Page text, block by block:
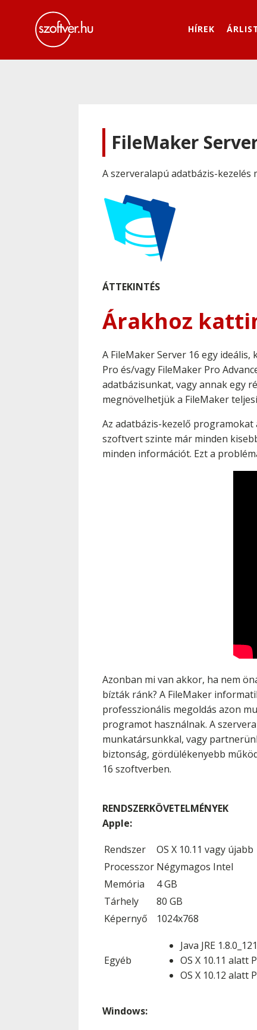
HÍREK
FileMaker
A szerveralapú adatbázis-kezelés
ÁTTEKINTÉS
Árakhoz
A FileMaker Server 16 egy
Pro és/vagy FileMaker Pro
adatbázisunkat, vagy annak egy
megnövelhetjük a FileMaker
Az adatbázis-kezelő
szoftvert szinte már minden
minden információt. Ezt a
Azonban mi van akkor, ha nem
bízták ránk? A FileMaker
professzionális megoldás azon
programot használnak. A
munkatársunkkal, vagy
biztonság, gördülékenyebb
16 szoftverben.
RENDSZERKÖVETELMÉNYEK
Apple:
Rendszer
OS X 10.11 vagy újabb
Processzor Négymagos Intel
Memória
4 GB
Tárhely
80 GB
Képernyő
1024x768
Egyéb
Java JRE 1.8.0_121
OS X 10.11 alatt
OS X 10.12 alatt
Windows: